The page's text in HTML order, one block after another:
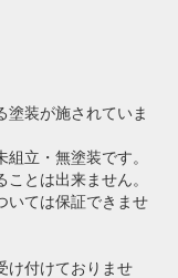
塗装が施されていま
立・無塗装です。
とは出来ません。
いては保証できませ
け付けておりませ